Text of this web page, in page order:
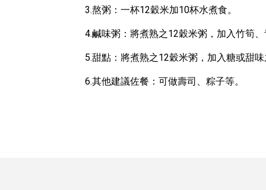
3.熬粥：一杯12穀米加10杯水煮食。
4.鹹味粥：將煮熟之12穀米粥，加入竹筍
5.甜點：將煮熟之12穀米粥，加入糖或甜
6.其他建議佐餐：可做壽司、粽子等。